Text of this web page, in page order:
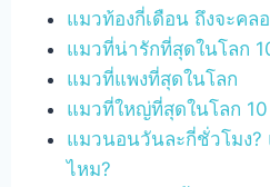
แมวท้องกี่เดือน ถึงจะคล
แมวที่น่ารักที่สุดในโลก
แมวที่แพงที่สุดในโลก
แมวที่ใหญ่ที่สุดในโลก
แมวนอนวันละกี่ชั่วโมง
ไหม?